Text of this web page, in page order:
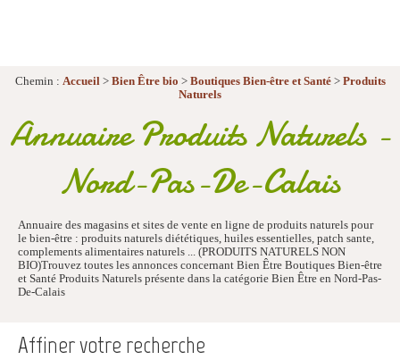
Chemin : Accueil> Bien Être bio > Boutiques Bien-être et Santé> Produits
Naturels
Annuaire Produits Naturels -
Nord-Pas-De-Calais
Annuaire des magasins et sites de vente en ligne de produits naturels pour
le bien-être : produits naturels diététiques, huiles essentielles, patch sante,
complements alimentaires naturels ... (PRODUITS NATURELS NON
BIO)Trouvez toutes les annonces concernant Bien Être Boutiques Bien-être
et Santé Produits Naturels présente dans la catégorie Bien Être en Nord-Pas-
De-Calais
Affiner votre recherche